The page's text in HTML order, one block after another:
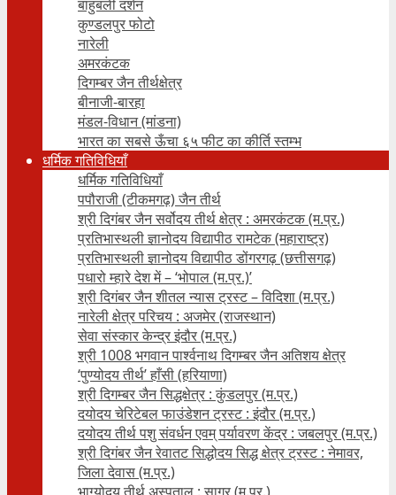
बाहुबली दर्शन
कुण्डलपुर फोटो
नारेली
अमरकंटक
दिगम्बर जैन तीर्थक्षेत्र
बीनाजी-बारहा
मंडल-विधान (मांडना)
भारत का सबसे ऊँचा ६५ फीट का कीर्ति स्तम्भ
धर्मिक गतिविधियाँ
धर्मिक गतिविधियाँ
पपौराजी (टीकमगढ़) जैन तीर्थ
श्री दिगंबर जैन सर्वोदय तीर्थ क्षेत्र : अमरकंटक (म.प्र.)
प्रतिभास्थली ज्ञानोदय विद्यापीठ रामटेक (महाराष्ट्र)
प्रतिभास्थली ज्ञानोदय विद्यापीठ डोंगरगढ़ (छत्तीसगढ़)
पधारो म्हारे देश में – ‘भोपाल (म.प्र.)’
श्री दिगंबर जैन शीतल न्यास ट्रस्ट – विदिशा (म.प्र.)
नारेली क्षेत्र परिचय : अजमेर (राजस्थान)
सेवा संस्कार केन्द्र इंदौर (म.प्र.)
श्री 1008 भगवान पार्श्वनाथ दिगम्बर जैन अतिशय क्षे‍त्र
‘पुण्योदय तीर्थ’ हाँसी (हरियाणा)
श्री दिगम्बर जैन सिद्धक्षेत्र : कुंडलपुर (म.प्र.)
दयोदय चेरिटेबल फाउंडेशन ट्रस्ट : इंदौर (म.प्र.)
दयोदय तीर्थ पशु संवर्धन एवम्‌ पर्यावरण केंद्र : जबलपुर (म.प्र.)
श्री दिगंबर जैन रेवातट सिद्धोदय सिद्ध क्षेत्र ट्रस्ट : नेमावर,
जिला देवास (म.प्र.)